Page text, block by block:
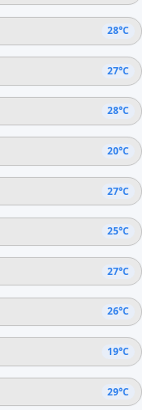
28°C
27°C
28°C
20°C
27°C
25°C
27°C
26°C
19°C
29°C